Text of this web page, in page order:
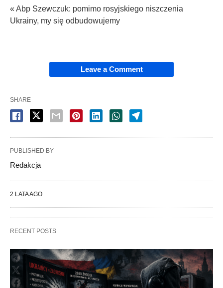
« Abp Szewczuk: pomimo rosyjskiego niszczenia
Ukrainy, my się odbudowujemy
Leave a Comment
SHARE
PUBLISHED BY
Redakcja
2 LATA AGO
RECENT POSTS